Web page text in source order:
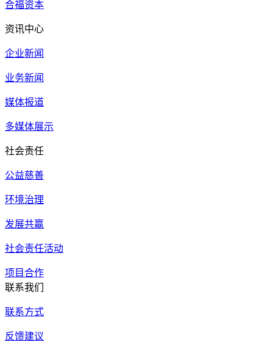
合福资本
资讯中心
企业新闻
业务新闻
媒体报道
多媒体展示
社会责任
公益慈善
环境治理
发展共赢
社会责任活动
项目合作
联系我们
联系方式
反馈建议